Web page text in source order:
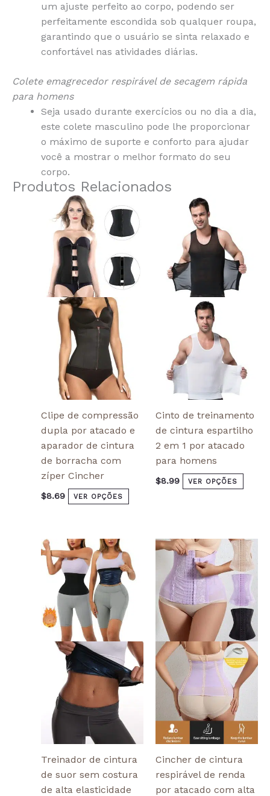
um ajuste perfeito ao corpo, podendo ser
perfeitamente escondida sob qualquer roupa,
garantindo que o usuário se sinta relaxado e
confortável nas atividades diárias.
Colete emagrecedor respirável de secagem rápida
para homens
Seja usado durante exercícios ou no dia a dia,
este colete masculino pode lhe proporcionar
o máximo de suporte e conforto para ajudar
você a mostrar o melhor formato do seu
corpo.
Produtos Relacionados
Clipe de compressão
dupla por atacado e
aparador de cintura
de borracha com
zíper Cincher
$8.69 VER OPÇÕES
product
has
variants.
The
options
product
page
Cinto de treinamento
de cintura espartilho
2 em 1 por atacado
para homens
$8.99 VER OPÇÕES
The
the
Treinador de cintura
de suor sem costura
de alta elasticidade
product
has
multiple
variants.
may
be
chosen
product
page
Cincher de cintura
respirável de renda
por atacado com alta
This
has
The
may
be
page